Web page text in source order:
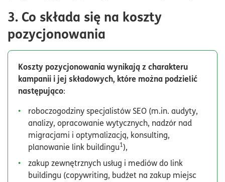
3. Co składa się na koszty
pozycjonowania
Koszty pozycjonowania wynikają z charakteru
kampanii i jej składowych, które można podzielić
następująco:
roboczogodziny specjalistów SEO (m.in. audyty,
analizy, opracowanie wytycznych, nadzór nad
migracjami i optymalizacją, konsulting,
planowanie link buildingu1),
zakup zewnętrznych usług i mediów do link
buildingu (copywriting, budżet na zakup miejsc